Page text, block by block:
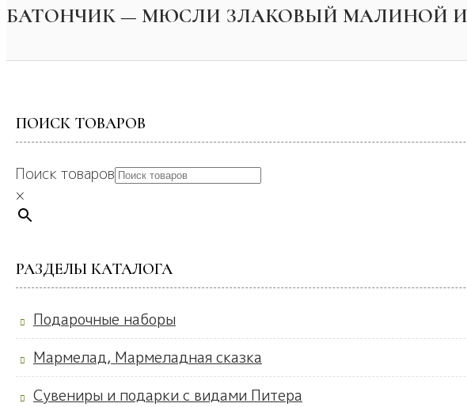
БАТОНЧИК — МЮСЛИ ЗЛАКОВЫЙ МАЛИНОЙ И
ПОИСК ТОВАРОВ
Поиск товаров
×
РАЗДЕЛЫ КАТАЛОГА
Подарочные наборы
Мармелад, Мармеладная сказка
Сувениры и подарки с видами Питера